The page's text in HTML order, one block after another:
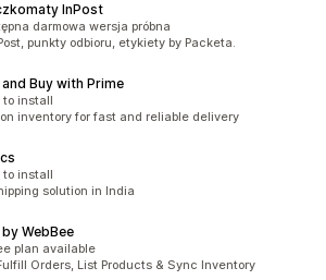
InPost
73
darmowa wersja próbna
punkty odbioru, etykiety by Packeta.
Buy with Prime
74
to install
inventory for fast and reliable delivery
81
to install
solution in India
WebBee
339
plan available
Orders, List Products & Sync Inventory